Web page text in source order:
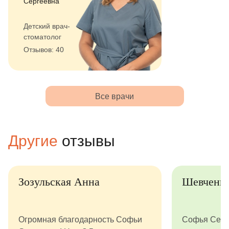
Детский врач-
стоматолог
Отзывов: 40
Все врачи
Другие отзывы
Зозульская Анна
Огромная благодарность Софьи
Софья